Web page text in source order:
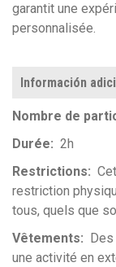
garantit une
personnalisée.
Información
Nombre de
Durée
2h
Restrictions
restriction
tous, quels que
Vêtements
une activité en